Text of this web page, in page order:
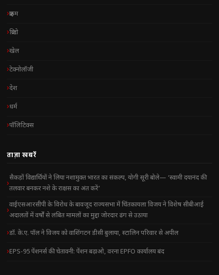
क्राइम
क्रिप्टो
खेल
टेक्नोलॉजी
देश
धर्म
पॉलिटिक्स
ताज़ा खबरें
सैकड़ों विद्यार्थियों ने लिया नशामुक्त भारत का संकल्प, योगी सूरी बोले— ‘स्वामी दयानंद की
तलवार बनकर नशे के राक्षस का अंत करें’
वाईएसआरसीपी के विरोध के बावजूद राज्यसभा में चिंतकायला विजय ने विशेष सीबीआई
अदालतों में वर्षों से लंबित मामलों का मुद्दा जोरदार ढंग से उठाया
डॉ. के.ए. पॉल ने विजय को वाशिंगटन डीसी बुलाया, स्टालिन परिवार से अपील
EPS-95 पेंशनर्स की चेतावनी: पेंशन बढ़ाओ, वरना EPFO कार्यालय बंद